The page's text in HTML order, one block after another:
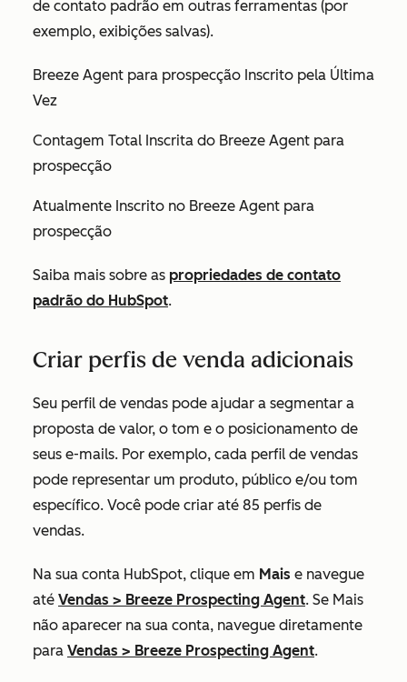
de contato padrão em outras ferramentas (por
exemplo, exibições salvas).
Breeze Agent para prospecção Inscrito pela Última
Vez
Contagem Total Inscrita do Breeze Agent para
prospecção
Atualmente Inscrito no Breeze Agent para
prospecção
Saiba mais sobre as propriedades de contato
padrão do HubSpot.
Criar perfis de venda adicionais
Seu perfil de vendas pode ajudar a segmentar a
proposta de valor, o tom e o posicionamento de
seus e-mails. Por exemplo, cada perfil de vendas
pode representar um produto, público e/ou tom
específico. Você pode criar até 85 perfis de
vendas.
Na sua conta HubSpot, clique em Mais e navegue
até Vendas > Breeze Prospecting Agent. Se Mais
não aparecer na sua conta, navegue diretamente
para Vendas > Breeze Prospecting Agent.